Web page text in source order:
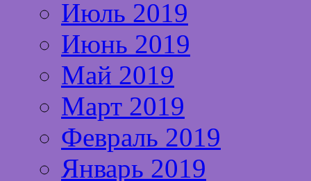
Июль 2019
Июнь 2019
Май 2019
Март 2019
Февраль 2019
Январь 2019